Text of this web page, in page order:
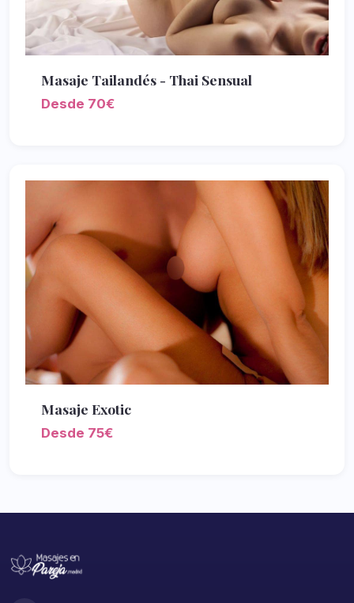
Masaje Tailandés - Thai Sensual
Desde 70€
Masaje Exotic
Desde 75€